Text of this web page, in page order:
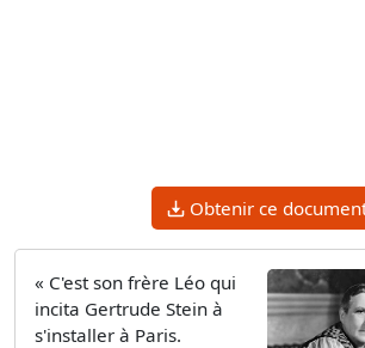
Obtenir ce
« C'est son frère Léo qui
incita Gertrude Stein à
s'installer à Paris.